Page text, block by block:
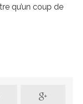
qu’un coup de